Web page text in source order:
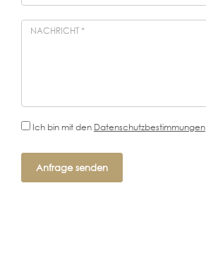
NACHRICHT *
Ich bin mit den Datenschutzbestimmungen